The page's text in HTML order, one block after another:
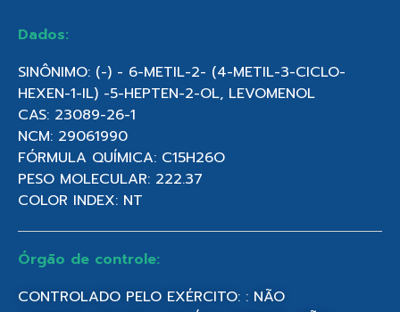
Dados:
SINÔNIMO: (-) - 6-METIL-2- (4-METIL-3-CICLO-
HEXEN-1-IL) -5-HEPTEN-2-OL, LEVOMENOL
CAS: 23089-26-1
NCM: 29061990
FÓRMULA QUÍMICA: C15H26O
PESO MOLECULAR: 222.37
COLOR INDEX: NT
Órgão de controle:
CONTROLADO PELO EXÉRCITO: : NÃO